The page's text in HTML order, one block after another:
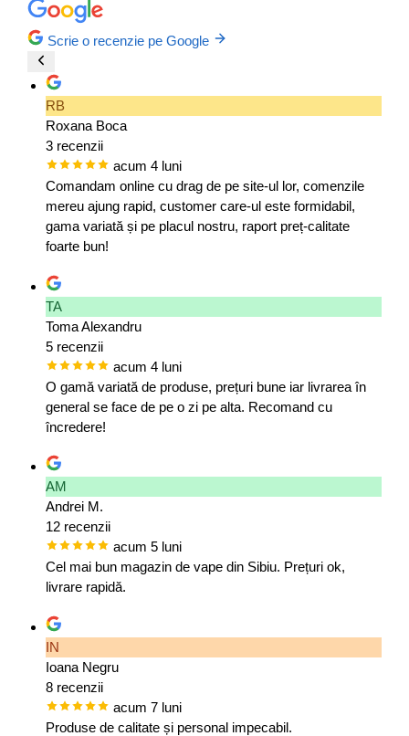
Scrie o recenzie pe Google
RB
Roxana Boca
3 recenzii
acum 4 luni
Comandam online cu drag de pe site-ul lor, comenzile
mereu ajung rapid, customer care-ul este formidabil,
gama variată și pe placul nostru, raport preț-calitate
foarte bun!
TA
Toma Alexandru
5 recenzii
acum 4 luni
O gamă variată de produse, prețuri bune iar livrarea în
general se face de pe o zi pe alta. Recomand cu
încredere!
AM
Andrei M.
12 recenzii
acum 5 luni
Cel mai bun magazin de vape din Sibiu. Prețuri ok,
livrare rapidă.
IN
Ioana Negru
8 recenzii
acum 7 luni
Produse de calitate și personal impecabil.